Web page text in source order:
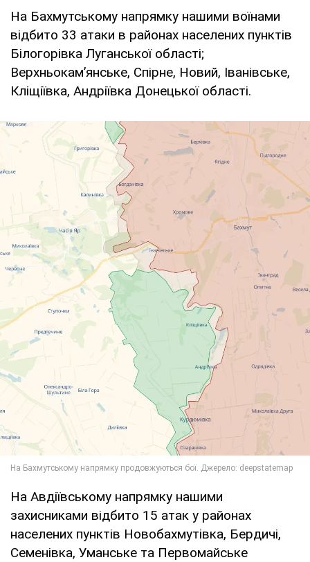
На Бахмутському напрямку нашими воїнами
відбито 33 атаки в районах населених пунктів
Білогорівка Луганської області;
Верхньокам’янське, Спірне, Новий, Іванівське,
Кліщіївка, Андріївка Донецької області.
На Авдіївському напрямку нашими
захисниками відбито 15 атак у районах
населених пунктів Новобахмутівка, Бердичі,
Семенівка, Уманське та Первомайське